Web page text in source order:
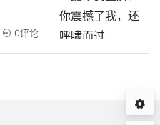
0评论